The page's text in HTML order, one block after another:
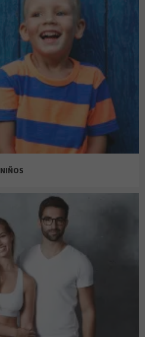
AZALEA YOUNG
BENETTON
ANTONY MORATO
AREA ZERO
BALMOHK
NIÑOS